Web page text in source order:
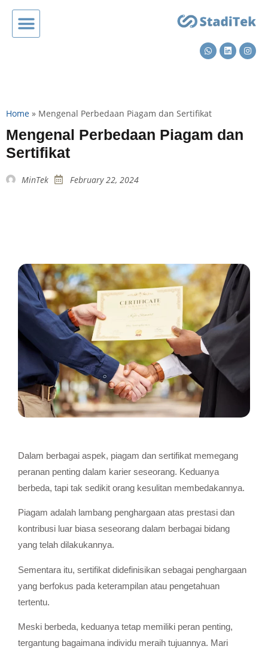
Home » Mengenal Perbedaan Piagam dan Sertifikat
Mengenal Perbedaan Piagam dan
Sertifikat
MinTek February 22, 2024
Dalam berbagai aspek, piagam dan sertifikat memegang
peranan penting dalam karier seseorang. Keduanya
berbeda, tapi tak sedikit orang kesulitan membedakannya.
Piagam adalah lambang penghargaan atas prestasi dan
kontribusi luar biasa seseorang dalam berbagai bidang
yang telah dilakukannya.
Sementara itu, sertifikat didefinisikan sebagai penghargaan
yang berfokus pada keterampilan atau pengetahuan
tertentu.
Meski berbeda, keduanya tetap memiliki peran penting,
tergantung bagaimana individu meraih tujuannya. Mari